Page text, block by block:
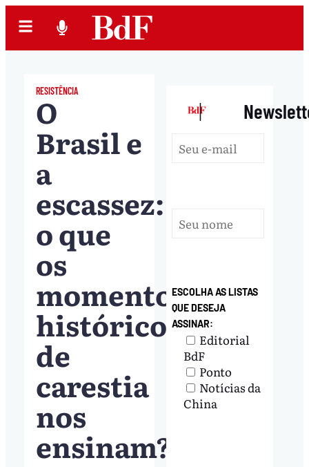
RESISTÊNCIA
O
Brasil e
a
escassez:
o que
os
momentos
históricos
de
carestia
nos
ensinam?
|
ESCOLHA AS LISTAS
QUE DESEJA
ASSINAR:
Editorial
BdF
Ponto
Notícias da
China